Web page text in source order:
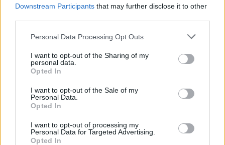
Downstream Participants that may further disclose it to other
Please note that this website/app uses one or more Google
not limited to your visit or usage behaviour. You may click to
grant or deny consent to Google and its third-party tags to
use your data for below specified purposes in below Google
consent section.
Personal Data Processing Opt Outs
I want to opt-out of the Sharing of my
personal data.
Opted In
I want to opt-out of the Sale of my
Personal Data.
Opted In
I want to opt-out of processing my
Personal Data for Targeted Advertising.
Opted In